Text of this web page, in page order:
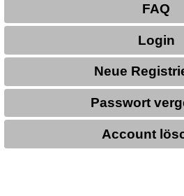
FAQ
Login
Neue
Passwort
Account